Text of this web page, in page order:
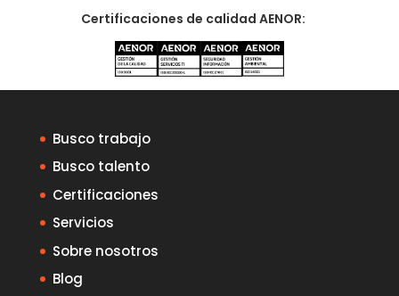
Certificaciones de calidad AENOR:
Busco trabajo
Busco talento
Certificaciones
Servicios
Sobre nosotros
Blog